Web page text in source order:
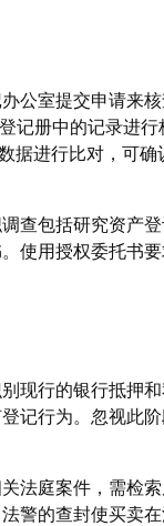
公室提交申请来
记册中的记录进行
据进行比对，可
查包括研究资产
使用授权委托书
现行的银行抵押
记行为。忽视此
法庭案件，需检
警的查封使买卖